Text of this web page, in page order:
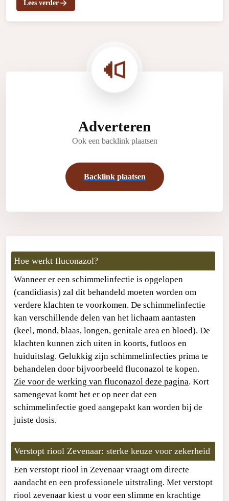
Lees verder
Adverteren
Ook een backlink plaatsen
Backlink plaatsen
Hoe werkt fluconazol?
Wanneer er een schimmelinfectie is opgelopen
(candidiasis) zal dit behandeld moeten worden om
verdere klachten te voorkomen. De schimmelinfectie
kan verschillende delen van het lichaam aantasten
(keel, mond, blaas, longen, genitale area en bloed). De
klachten kunnen zich uiten in koorts, futloos en
huiduitslag. Gelukkig zijn schimmelinfecties prima te
behandelen door bijvoorbeeld fluconazol te kopen.
Zie voor de werking van fluconazol deze pagina. Kort
samengevat komt het er op neer dat een
schimmelinfectie goed aangepakt kan worden bij de
juiste dosis.
Verstopt riool Zevenaar: sterke keuze voor zekerheid
Een verstopt riool in Zevenaar vraagt om directe
aandacht en een professionele uitstraling. Met verstopt
riool zevenaar kiest u voor een slimme en krachtige